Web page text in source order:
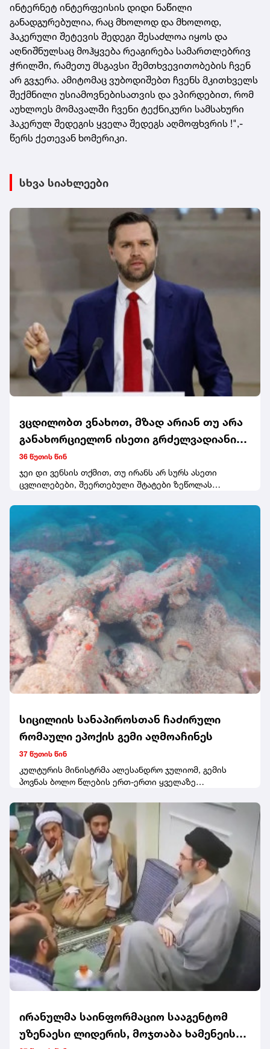
ინტერნეტ ინტერფეისის დიდი ნაწილი
განადგურებულია, რაც მხოლოდ და მხოლოდ,
ჰაკერული შეტევის შედეგი შესაძლოა იყოს და
აღნიშნულსაც მოჰყვება რეაგირება სამართლებრივ
ჭრილში, რამეთუ მსგავსი შემთხვევითობების ჩვენ
არ გვჯერა. ამიტომაც ვუბოდიშებთ ჩვენს მკითხველს
შექმნილი უსიამოვნებისათვის და ვპირდებით, რომ
აუხლოეს მომავალში ჩვენი ტექნიკური სამსახური
ჰაკერულ შედეგის ყველა შედეგს აღმოფხვრის !",-
წერს ქეთევან ხომერიკი.
სხვა სიახლეები
ვცდილობთ ვნახოთ, მზად არიან თუ არა
განახორციელონ ისეთი გრძელვადიანი
ცვლილებები, რაც აუცილებელი იქნება
შეერთებულ შტატებთან უკეთესი
ურთიერთობისთვის - ჯეი დი ვენსი
ირანზე
36 წუთის წინ
ჯეი დი ვენსის თქმით, თუ ირანს არ სურს ასეთი
ცვლილებები, შეერთებული შტატები ზეწოლას
ამერიკამ ირანის ბირთვული პროგრამა უკვე
გაანადგურა, დაშალა მისი სამხედრო შესაძლებლობები
და მნიშვნელოვნად შეამცირა ის."ჩვენ გავანადგურეთ
მათი ბირთვული პროგრამა. ჩვენ გავანადგურეთ მათი
ჩვეულებრივი სამხედრო ძალები. ჩვენ რადიკალურად
შევამცირეთ მათი, შეიძლება ითქვას, ასიმეტრიული
სამხედრო შესაძლებლობები. ახლა კი ვცდილობთ
ვნახოთ, მზად არიან თუ არა განახორციელონ ისეთი
გრძელვადიანი ცვლილებები, რაც აუცილებელი იქნება
შეერთებულ შტატებთან უკეთესი ურთიერთობისთვის.
და თუ არა, ესეც კარგია. ჩვენ უბრალოდ გავაგრძელებთ
ზეწოლას, რომლის განხორციელებაც შეგვიძლია და რაც
შეიძლება მეტი ნავთობისა და გაზის მიღებას ახლო
აღმოსავლეთიდან, რათა ამერიკელებმა ისარგებლონ
გაზისა და ენერგიის უფრო დაბალი ფასებით", -
განაცხადა აშშ-ის ვიცე პრეზიდენტმა.
სიცილიის სანაპიროსთან ჩაძირული
რომაული ეპოქის გემი აღმოაჩინეს
37 წუთის წინ
კულტურის მინისტრმა ალესანდრო ჯულიომ, გემის
პოვნას ბოლო წლების ერთ-ერთი ყველაზე
უწოდა.„ვულოცავ კარაბინიერებს, მათ სპეციალიზებულ
დანაყოფებს და სიცილიის რეგიონის საზღვაო
ზედამხედველობის სამსახურს მათი
პროფესიონალიზმისა და თავდადებისთვის, რამაც ეს
აღმოჩენა შესაძლებელი გახადა. ზღვა აგრძელებს
ჩვენი ისტორიის ძვირფასი ფრაგმენტების დაბრუნებას,
ხოლო მაზარა-დელ-ვალიოს ჩაძირული გემი
მოგვითხრობს იმ ადამიანების, მარშრუტებისა და
ვაჭრობის შესახებ, რომლებმაც ხმელთაშუა ზღვა
ცივილიზაციების გზაჯვარედინად აქციეს. კვლევა
გაგრძელდება, რათა ნათელი მოეფინოს მის ისტორიას
და საზოგადოებისთვის გახდეს ცნობილი“, - თქვა
ჯულიომ.
ირანულმა საინფორმაციო სააგენტომ
უზენაესი ლიდერის, მოჯთაბა ხამენეის